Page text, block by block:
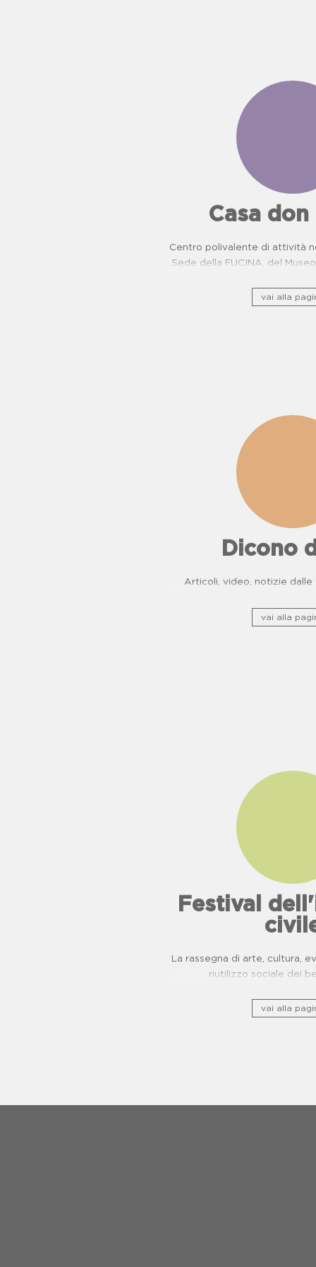
Casa don
Centro polivalente di attività
Sede della FUCINA, del
Oncologiche. Proposte
vai alla
Dicono
Articoli, video, notizie dalle
vai alla
Festival
La rassegna di arte, cultura,
riutilizzo sociale dei
vai alla